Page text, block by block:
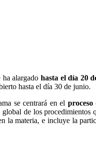
ha alargadohasta el día 20
hasta el día 30 de junio.
se centrará en el proceso
de los
la materia, e incluye la